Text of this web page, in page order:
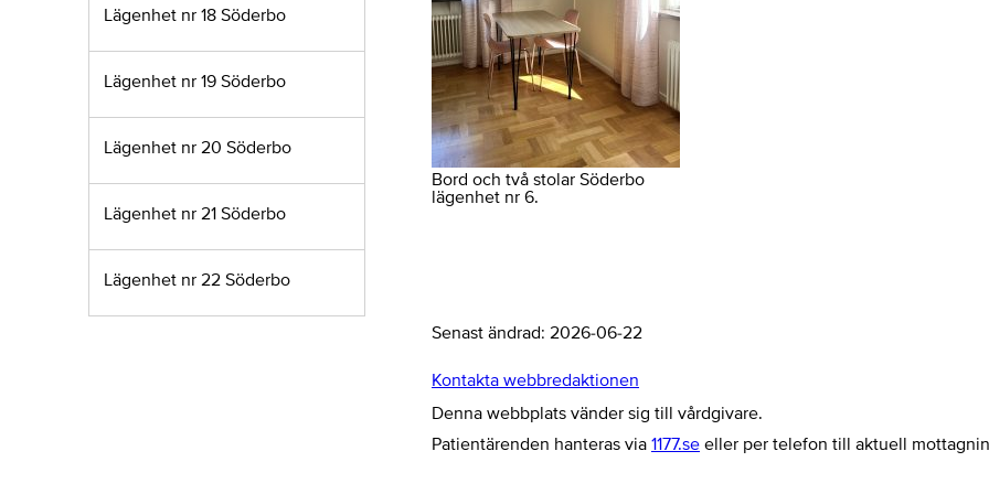
Lägenhet nr 18 Söderbo
Lägenhet nr 19 Söderbo
Lägenhet nr 20 Söderbo
Lägenhet nr 21 Söderbo
Lägenhet nr 22 Söderbo
Bord och två stolar Söderbo
lägenhet nr 6.
Senast ändrad: 2026-06-22
Kontakta webbredaktionen
Denna webbplats vänder sig till vårdgivare.
Patientärenden hanteras via 1177.se eller per telefon till aktuell